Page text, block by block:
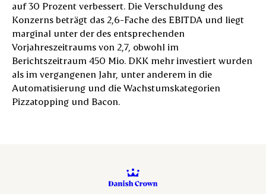
auf 30 Prozent verbessert. Die Verschuldung des
Konzerns beträgt das 2,6-Fache des EBITDA und liegt
marginal unter der des entsprechenden
Vorjahreszeitraums von 2,7, obwohl im
Berichtszeitraum 450 Mio. DKK mehr investiert wurden
als im vergangenen Jahr, unter anderem in die
Automatisierung und die Wachstumskategorien
Pizzatopping und Bacon.